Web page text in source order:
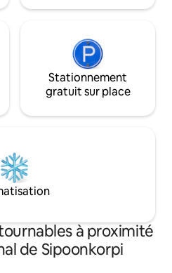
est dans
Stationnement
gratuit sur place
à proximité
de Sipoonkorpi